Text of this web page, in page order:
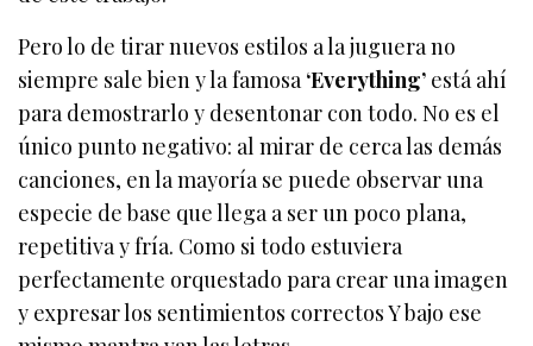
Pero lo de tirar nuevos estilos a la juguera no
siempre sale bien y la famosa‘Everything’ está ahí
para demostrarlo y desentonar con todo. No es el
único punto negativo: al mirar de cerca las demás
canciones, en la mayoría se puede observar una
especie de base que llega a ser un poco plana,
repetitiva y fría. Como si todo estuviera
perfectamente orquestado para crear una imagen
y expresar los sentimientos correctos Y bajo ese